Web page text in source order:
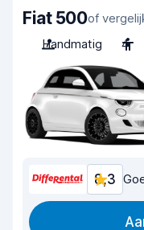
Fiat 500of
Handmatig
4
8,3